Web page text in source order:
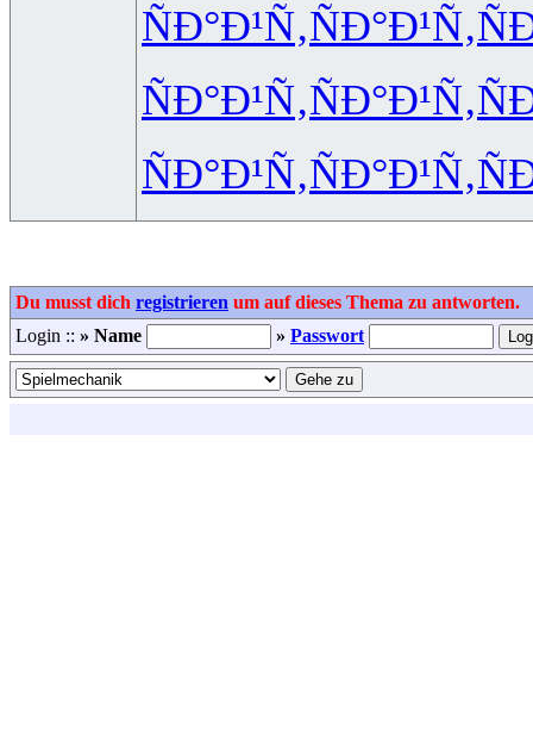
ÑÐ°Ð¹Ñ‚ÑÐ°Ð¹Ñ‚
ÑÐ°Ð¹Ñ‚ÑÐ°Ð¹Ñ‚
ÑÐ°Ð¹Ñ‚ÑÐ°Ð¹Ñ‚
Du musst dich registrieren um auf dieses Thema zu antworten.
Login :: » Name » Passwort